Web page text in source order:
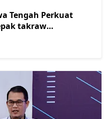
Tengah Perkuat
takraw